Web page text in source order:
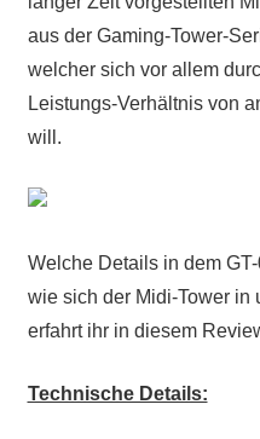
aus der Gaming-Tower-
welcher sich vor allem
Leistungs-Verhältnis von
will.
Welche Details in dem
wie sich der Midi-Tower in
erfahrt ihr in diesem
Technische Details: